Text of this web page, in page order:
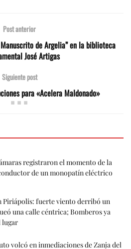
proyecto impulsado por
Post anterior
de Argelia” en la biblioteca
José Artigas
Siguiente post
para «Acelera Maldonado»
registraron el momento de la
de un monopatín eléctrico
Piriápolis: fuerte viento derribó un
una calle céntrica; Bomberos ya
lugar
volcó en inmediaciones de Zanja del